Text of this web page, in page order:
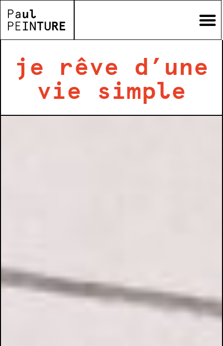
je rêve d’une
vie simple